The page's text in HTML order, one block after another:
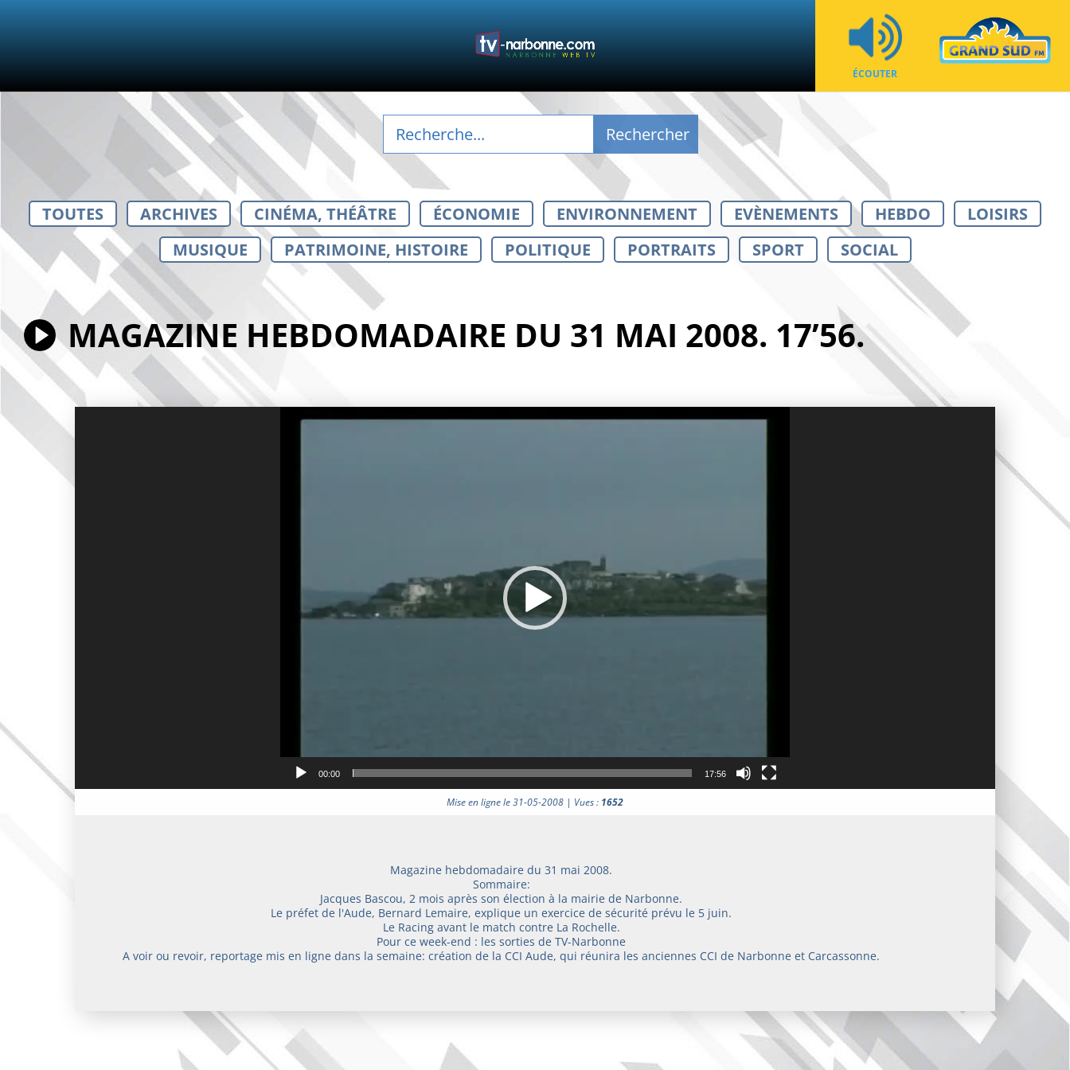
ÉCOUTER
TOUTES ARCHIVES CINÉMA, THÉÂTRE ÉCONOMIE ENVIRONNEMENT EVÈNEMENTS HEBDO
LOISIRS
MUSIQUE
PATRIMOINE, HISTOIRE POLITIQUE PORTRAITS SPORT SOCIAL
MAGAZINE HEBDOMADAIRE DU 31 MAI 2008. 17’56.
Lecteur
00:00 17:56
Mise en ligne le 31-05-2008 | Vues : 1652
Magazine hebdomadaire du 31 mai 2008.
Sommaire:
Jacques Bascou, 2 mois après son élection à la mairie de Narbonne.
Le préfet de l'Aude, Bernard Lemaire, explique un exercice de sécurité prévu le 5 juin.
Le Racing avant le match contre La Rochelle.
Pour ce week-end : les sorties de TV-Narbonne
A voir ou revoir, reportage mis en ligne dans la semaine: création de la CCI Aude, qui réunira les anciennes CCI de Narbonne et Carcassonne.